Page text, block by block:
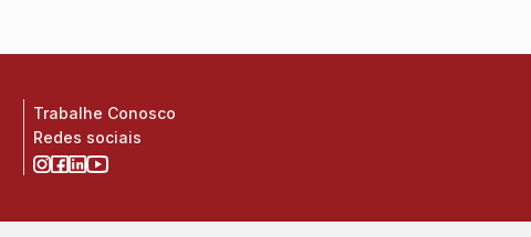
Trabalhe Conosco
Redes sociais